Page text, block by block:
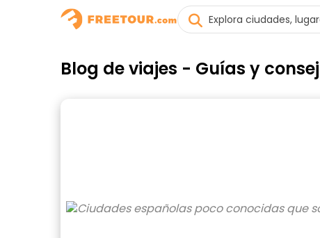
Blog de viajes - Guías y